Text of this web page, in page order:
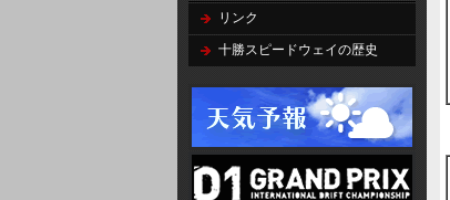
リンク
十勝スピードウェイの歴史